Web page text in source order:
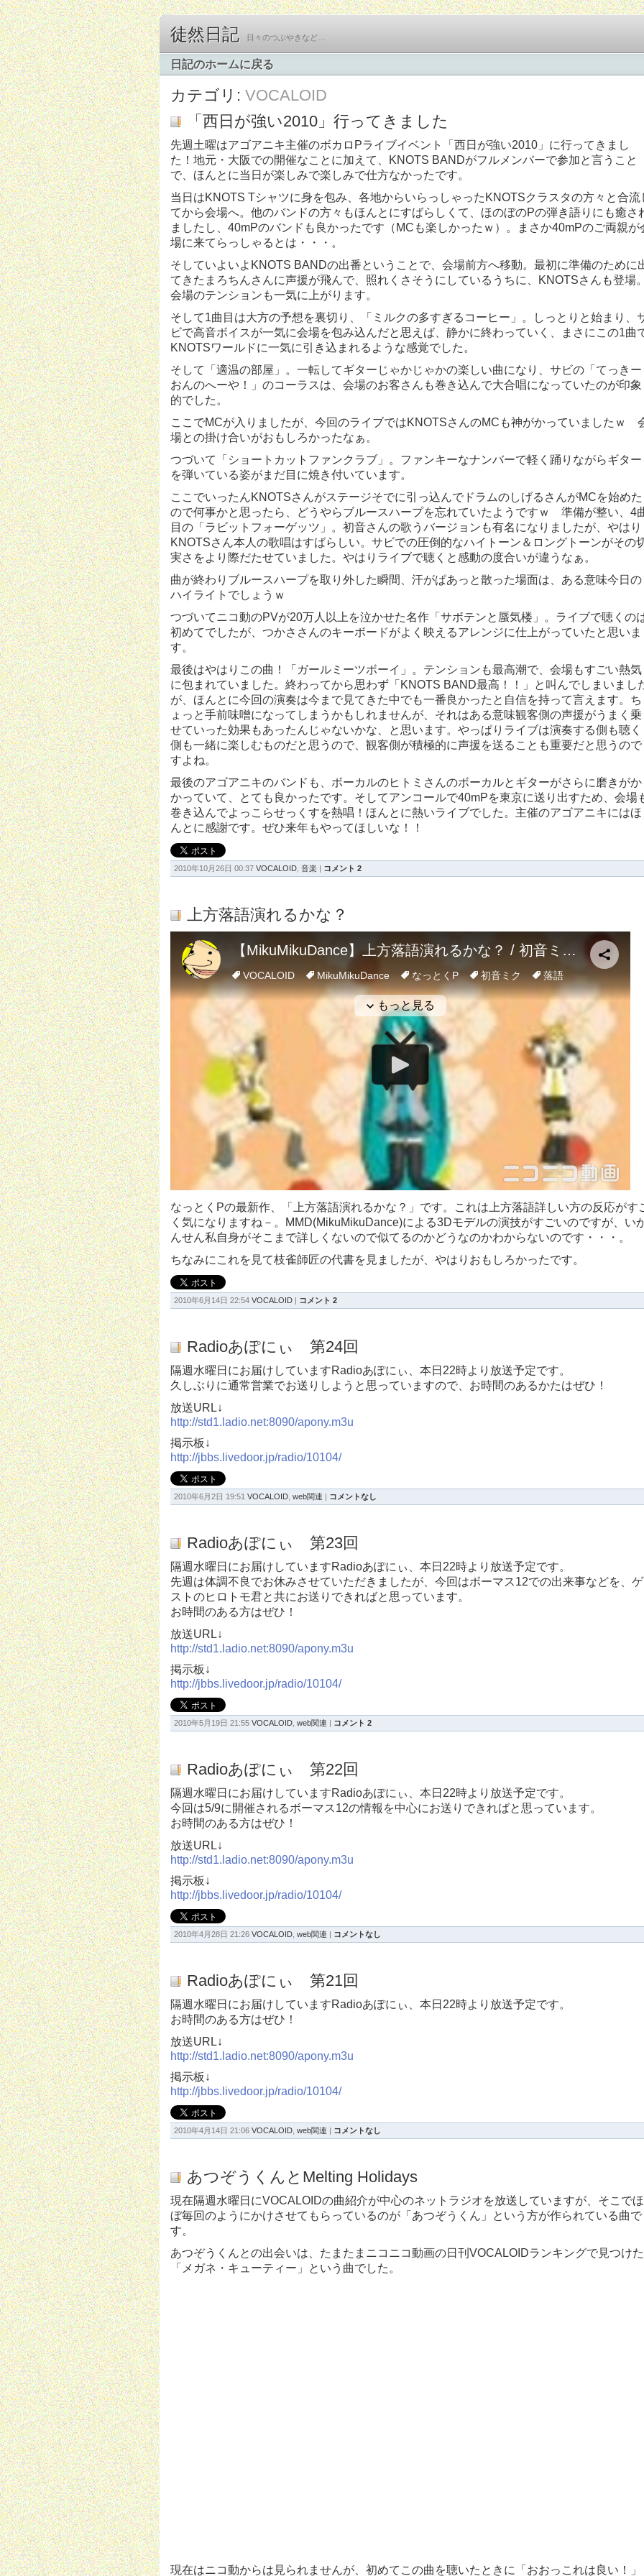
徒然日記 日々のつぶやきなど…
日記のホームに戻る
カテゴリ: VOCALOID
「西日が強い2010」行ってきました
先週土曜はアゴアニキ主催のボカロPライブイベント「西日が強い2010」に行ってきまし
た！地元・大阪での開催なことに加えて、KNOTS BANDがフルメンバーで参加と言うこと
で、ほんとに当日が楽しみで楽しみで仕方なかったです。
当日はKNOTS Tシャツに身を包み、各地からいらっしゃったKNOTSクラスタの方々と合流
てから会場へ。他のバンドの方々もほんとにすばらしくて、ほのぼのPの弾き語りにも癒さ
ましたし、40mPのバンドも良かったです（MCも楽しかったｗ）。まさか40mPのご両親が
場に来てらっしゃるとは・・・。
そしていよいよKNOTS BANDの出番ということで、会場前方へ移動。最初に準備のために
てきたまろちんさんに声援が飛んで、照れくさそうにしているうちに、KNOTSさんも登場
会場のテンションも一気に上がります。
そして1曲目は大方の予想を裏切り、「ミルクの多すぎるコーヒー」。しっとりと始まり、
ビで高音ボイスが一気に会場を包み込んだと思えば、静かに終わっていく、まさにこの1曲
KNOTSワールドに一気に引き込まれるような感覚でした。
そして「適温の部屋」。一転してギターじゃかじゃかの楽しい曲になり、サビの「てっきー
おんのへーや！」のコーラスは、会場のお客さんも巻き込んで大合唱になっていたのが印象
的でした。
ここでMCが入りましたが、今回のライブではKNOTSさんのMCも神がかっていましたｗ
場との掛け合いがおもしろかったなぁ。
つづいて「ショートカットファンクラブ」。ファンキーなナンバーで軽く踊りながらギター
を弾いている姿がまだ目に焼き付いています。
ここでいったんKNOTSさんがステージそでに引っ込んでドラムのしげるさんがMCを始めた
ので何事かと思ったら、どうやらブルースハープを忘れていたようですｗ 準備が整い、4
目の「ラビットフォーゲッツ」。初音さんの歌うバージョンも有名になりましたが、やはり
KNOTSさん本人の歌唱はすばらしい。サビでの圧倒的なハイトーン＆ロングトーンがその
実さをより際だたせていました。やはりライブで聴くと感動の度合いが違うなぁ。
曲が終わりブルースハープを取り外した瞬間、汗がぱあっと散った場面は、ある意味今日の
ハイライトでしょうｗ
つづいてニコ動のPVが20万人以上を泣かせた名作「サボテンと蜃気楼」。ライブで聴くの
初めてでしたが、つかささんのキーボードがよく映えるアレンジに仕上がっていたと思いま
す。
最後はやはりこの曲！「ガールミーツボーイ」。テンションも最高潮で、会場もすごい熱気
に包まれていました。終わってから思わず「KNOTS BAND最高！！」と叫んでしまいまし
が、ほんとに今回の演奏は今まで見てきた中でも一番良かったと自信を持って言えます。ち
ょっと手前味噌になってしまうかもしれませんが、それはある意味観客側の声援がうまく乗
せていった効果もあったんじゃないかな、と思います。やっぱりライブは演奏する側も聴く
側も一緒に楽しむものだと思うので、観客側が積極的に声援を送ることも重要だと思うので
すよね。
最後のアゴアニキのバンドも、ボーカルのヒトミさんのボーカルとギターがさらに磨きがか
かっていて、とても良かったです。そしてアンコールで40mPを東京に送り出すため、会場
巻き込んでよっこらせっくすを熱唱！ほんとに熱いライブでした。主催のアゴアニキにはほ
んとに感謝です。ぜひ来年もやってほしいな！！
2010年10月26日 00:37 VOCALOID 音楽 | コメント 2
上方落語演れるかな？
なっとくPの最新作、「上方落語演れるかな？」です。これは上方落語詳しい方の反応がす
く気になりますね－。MMD(MikuMikuDance)による3Dモデルの演技がすごいのですが、い
んせん私自身がそこまで詳しくないので似てるのかどうなのかわからないのです・・・。
ちなみにこれを見て枝雀師匠の代書を見ましたが、やはりおもしろかったです。
2010年6月14日 22:54 VOCALOID | コメント 2
Radioあぽにぃ 第24回
隔週水曜日にお届けしていますRadioあぽにぃ、本日22時より放送予定です。
久しぶりに通常営業でお送りしようと思っていますので、お時間のあるかたはぜひ！
放送URL↓
http://std1.ladio.net:8090/apony.m3u
掲示板↓
http://jbbs.livedoor.jp/radio/10104/
2010年6月2日 19:51 VOCALOID web関連 | コメントなし
Radioあぽにぃ 第23回
隔週水曜日にお届けしていますRadioあぽにぃ、本日22時より放送予定です。
先週は体調不良でお休みさせていただきましたが、今回はボーマス12での出来事などを、ゲ
ストのヒロトモ君と共にお送りできればと思っています。
お時間のある方はぜひ！
放送URL↓
http://std1.ladio.net:8090/apony.m3u
掲示板↓
http://jbbs.livedoor.jp/radio/10104/
2010年5月19日 21:55 VOCALOID web関連 | コメント 2
Radioあぽにぃ 第22回
隔週水曜日にお届けしていますRadioあぽにぃ、本日22時より放送予定です。
今回は5/9に開催されるボーマス12の情報を中心にお送りできればと思っています。
お時間のある方はぜひ！
放送URL↓
http://std1.ladio.net:8090/apony.m3u
掲示板↓
http://jbbs.livedoor.jp/radio/10104/
2010年4月28日 21:26 VOCALOID web関連 | コメントなし
Radioあぽにぃ 第21回
隔週水曜日にお届けしていますRadioあぽにぃ、本日22時より放送予定です。
お時間のある方はぜひ！
放送URL↓
http://std1.ladio.net:8090/apony.m3u
掲示板↓
http://jbbs.livedoor.jp/radio/10104/
2010年4月14日 21:06 VOCALOID web関連 | コメントなし
あつぞうくんとMelting Holidays
現在隔週水曜日にVOCALOIDの曲紹介が中心のネットラジオを放送していますが、そこでほ
ぼ毎回のようにかけさせてもらっているのが「あつぞうくん」という方が作られている曲で
す。
あつぞうくんとの出会いは、たまたまニコニコ動画の日刊VOCALOIDランキングで見つけた
「メガネ・キューティー」という曲でした。
現在はニコ動からは見られませんが、初めてこの曲を聴いたときに「おおっこれは良い！」